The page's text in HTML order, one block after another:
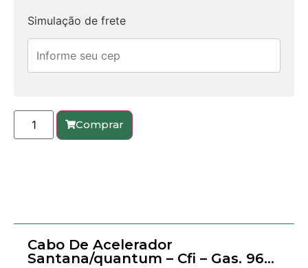
Simulação de frete
Comprar
Cabo De Acelerador
Santana/quantum – Cfi – Gas. 96…